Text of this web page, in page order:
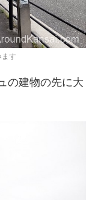
す
の建物の先に大